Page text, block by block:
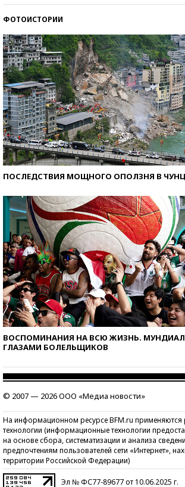
ФОТОИСТОРИИ
ПОСЛЕДСТВИЯ МОЩНОГО ОПОЛЗНЯ В
ВОСПОМИНАНИЯ НА ВСЮ ЖИЗНЬ.
ГЛАЗАМИ БОЛЕЛЬЩИКОВ
© 2007 — 2026 ООО «Медиа новости»
На информационном ресурсе BFM.ru применяются
технологии (информационные технологии
на основе сбора, систематизации и анализа
предпочтениям пользователей сети «Интернет»,
территории Российской Федерации)
Эл № ФС77-89677 от 10.06.2025 г.